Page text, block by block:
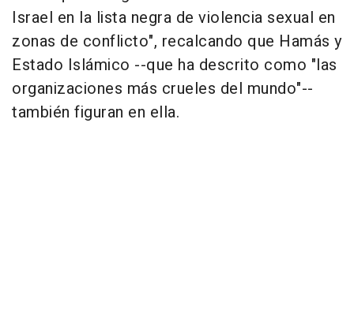
Israel en la lista negra de violencia sexual en
zonas de conflicto", recalcando que Hamás y
Estado Islámico --que ha descrito como "las
organizaciones más crueles del mundo"--
también figuran en ella.